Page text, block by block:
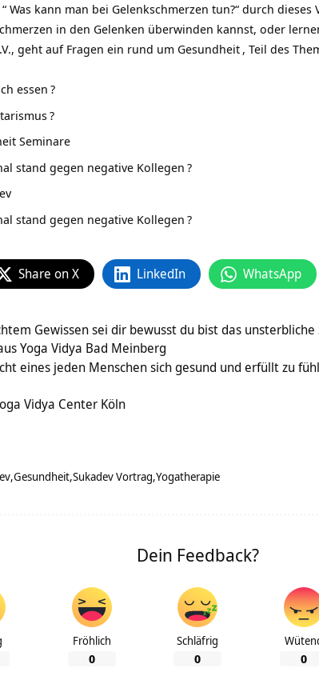
Was kann man bei Gelenkschmerzen tun?“ durch
in den Gelenken überwinden kannst, oder
geht auf Fragen ein rund um Gesundheit , Teil des
essen?
?
Seminare
stand gegen negative Kollegen ?
stand gegen negative Kollegen ?
Share on X LinkedIn WhatsApp
Gewissen sei dir bewusst du bist das unsterbliche
Yoga Vidya Bad Meinberg
eines jeden Menschen sich gesund und erfüllt zu
Vidya Center Köln
Gesundheit Sukadev Vortrag Yogatherapie
Dein Feedback?
Fröhlich
0
Schläfrig
0 0